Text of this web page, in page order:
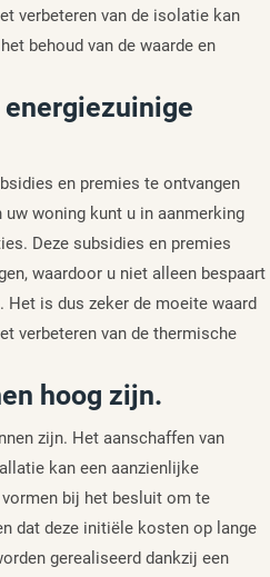
verbeteren van de isolatie kan
behoud van de waarde en
en premies te ontvangen
woning kunt u in aanmerking
Deze subsidies en premies
waardoor u niet alleen bespaart
Het is dus zeker de moeite waard
verbeteren van de thermische
hoog zijn.
zijn. Het aanschaffen van
kan een aanzienlijke
bij het besluit om te
dat deze initiële kosten op lange
gerealiseerd dankzij een